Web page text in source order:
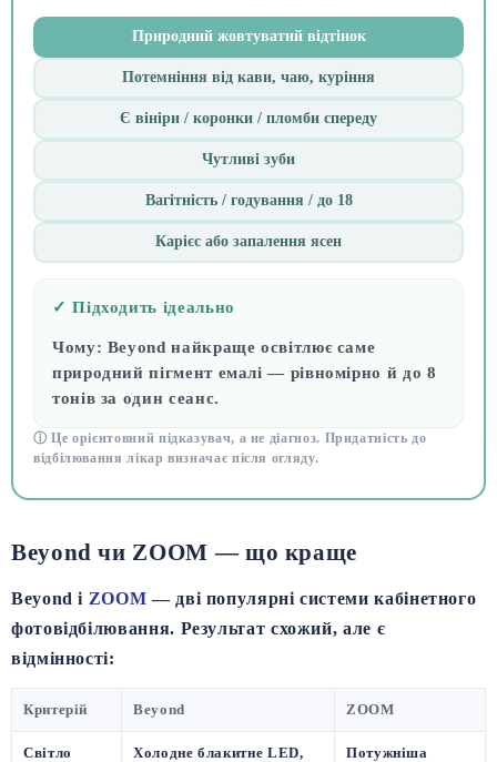
Природний жовтуватий відтінок
Потемніння від кави, чаю, куріння
Є вініри / коронки / пломби спереду
Чутливі зуби
Вагітність / годування / до 18
Карієс або запалення ясен
✓ Підходить ідеально
Чому: Beyond найкраще освітлює саме
природний пігмент емалі — рівномірно й до 8
тонів за один сеанс.
ⓘ Це орієнтовний підказувач, а не діагноз. Придатність до
відбілювання лікар визначає після огляду.
Beyond чи ZOOM — що краще
Beyond і ZOOM — дві популярні системи кабінетного
фотовідбілювання. Результат схожий, але є
відмінності:
Критерій Beyond ZOOM
Світло
Холодне блакитне LED,
Потужніша